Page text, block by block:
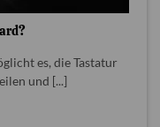
es, die Tastatur
und [...]